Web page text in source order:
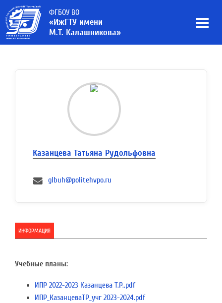
ФГБОУ ВО
«ИжГТУ имени
М.Т. Калашникова»
Казанцева Татьяна Рудольфовна
glbuh@politehvpo.ru
ИНФОРМАЦИЯ
Учебные планы:
ИПР 2022-2023 Казанцева Т.Р..pdf
ИПР_КазанцеваТР_учг 2023-2024.pdf